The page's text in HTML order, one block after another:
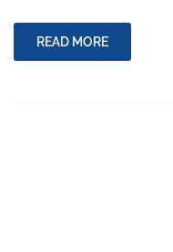
READ MORE